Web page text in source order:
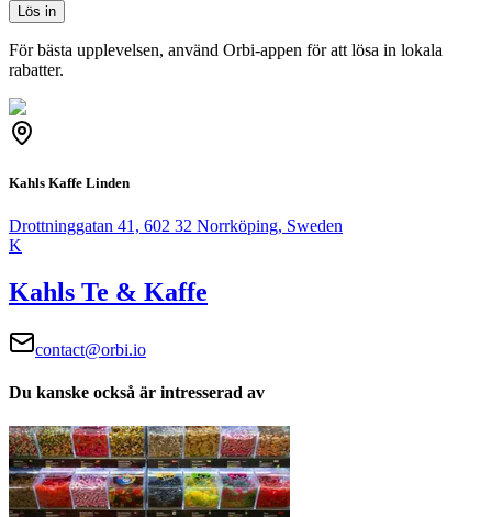
Lös in
För bästa upplevelsen, använd Orbi-appen för att lösa in lokala
rabatter.
Kahls Kaffe Linden
Drottninggatan 41, 602 32 Norrköping, Sweden
K
Kahls Te & Kaffe
contact@orbi.io
Du kanske också är intresserad av